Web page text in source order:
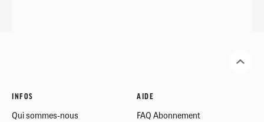
INFOS
Qui sommes-nous
AIDE
FAQ Abonnement